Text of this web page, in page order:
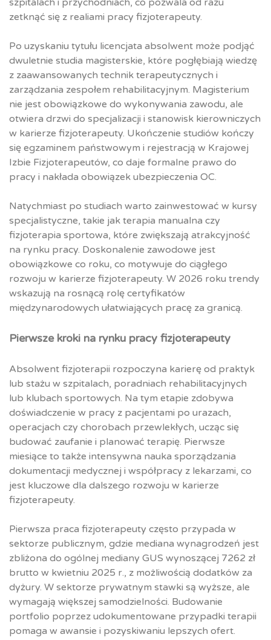
szpitalach i przychodniach, co pozwala od razu
zetknąć się z realiami pracy fizjoterapeuty.
Po uzyskaniu tytułu licencjata absolwent może podjąć
dwuletnie studia magisterskie, które pogłębiają wiedzę
z zaawansowanych technik terapeutycznych i
zarządzania zespołem rehabilitacyjnym. Magisterium
nie jest obowiązkowe do wykonywania zawodu, ale
otwiera drzwi do specjalizacji i stanowisk kierowniczych
w karierze fizjoterapeuty. Ukończenie studiów kończy
się egzaminem państwowym i rejestracją w Krajowej
Izbie Fizjoterapeutów, co daje formalne prawo do
pracy i nakłada obowiązek ubezpieczenia OC.
Natychmiast po studiach warto zainwestować w kursy
specjalistyczne, takie jak terapia manualna czy
fizjoterapia sportowa, które zwiększają atrakcyjność
na rynku pracy. Doskonalenie zawodowe jest
obowiązkowe co roku, co motywuje do ciągłego
rozwoju w karierze fizjoterapeuty. W 2026 roku trendy
wskazują na rosnącą rolę certyfikatów
międzynarodowych ułatwiających pracę za granicą.
Pierwsze kroki na rynku pracy fizjoterapeuty
Absolwent fizjoterapii rozpoczyna karierę od praktyk
lub stażu w szpitalach, poradniach rehabilitacyjnych
lub klubach sportowych. Na tym etapie zdobywa
doświadczenie w pracy z pacjentami po urazach,
operacjach czy chorobach przewlekłych, ucząc się
budować zaufanie i planować terapię. Pierwsze
miesiące to także intensywna nauka sporządzania
dokumentacji medycznej i współpracy z lekarzami, co
jest kluczowe dla dalszego rozwoju w karierze
fizjoterapeuty.
Pierwsza praca fizjoterapeuty często przypada w
sektorze publicznym, gdzie mediana wynagrodzeń jest
zbliżona do ogólnej mediany GUS wynoszącej 7262 zł
brutto w kwietniu 2025 r., z możliwością dodatków za
dyżury. W sektorze prywatnym stawki są wyższe, ale
wymagają większej samodzielności. Budowanie
portfolio poprzez udokumentowane przypadki terapii
pomaga w awansie i pozyskiwaniu lepszych ofert.​